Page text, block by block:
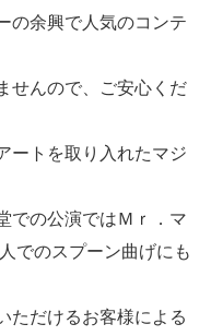
の余興で人気のコンテ
せんので、ご安心くだ
ートを取り入れたマジ
での公演ではＭｒ．マ
でのスプーン曲げにも
ただけるお客様による